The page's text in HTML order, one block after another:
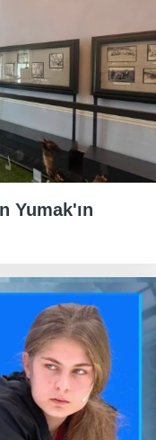
Yumak'ın